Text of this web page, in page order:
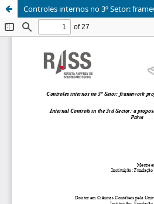
Update cookies preferences